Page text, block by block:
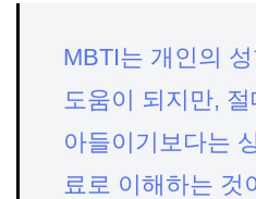
MBTI는 개인의
도움이 되지만,
아들이기보다는
료로 이해하는 것